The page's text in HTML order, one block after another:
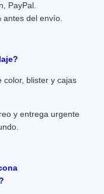
PayPal.
del envío.
color, blister y cajas
y entrega urgente